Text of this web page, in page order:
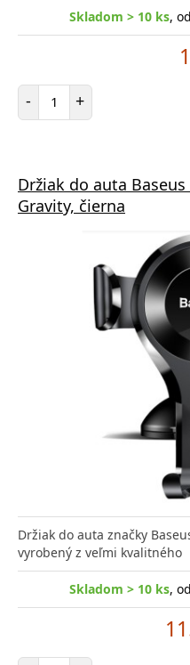
Skladom > 10 ks,
- Počet položiek
+
Držiak do auta Baseus
Gravity, čierna
Držiak do auta značky
vyrobený z veľmi kvalitného
Skladom > 10 ks,